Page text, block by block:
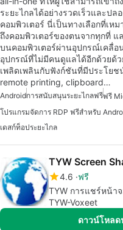
ระยะไกลได้อย่างรวดเร็วและป
คอมพิวเตอร์ นี่เป็นทางเลือกที่เห
ถึงคอมพิวเตอร์ของตนจากทุกที่ แ
บนคอมพิวเตอร์ผ่านอุปกรณ์เคลื่อ
อุปกรณ์ที่ไม่มีคนดูแลได้อีกด้วยด้ว
เพลิดเพลินกับฟังก์ชันที่มีประโยช
remote printing, clipboard…
Androidการสนับสนุนระยะไกลฟรีฟรี
โปรแกรมจัดการ RDP ฟรีสำหรับ
เดสก์ท็อประยะไกล
TYW Screen
4.6 ฟรี
TYW การแชร์หน้า
TYW-Voxeet
ดาวน์โหลด